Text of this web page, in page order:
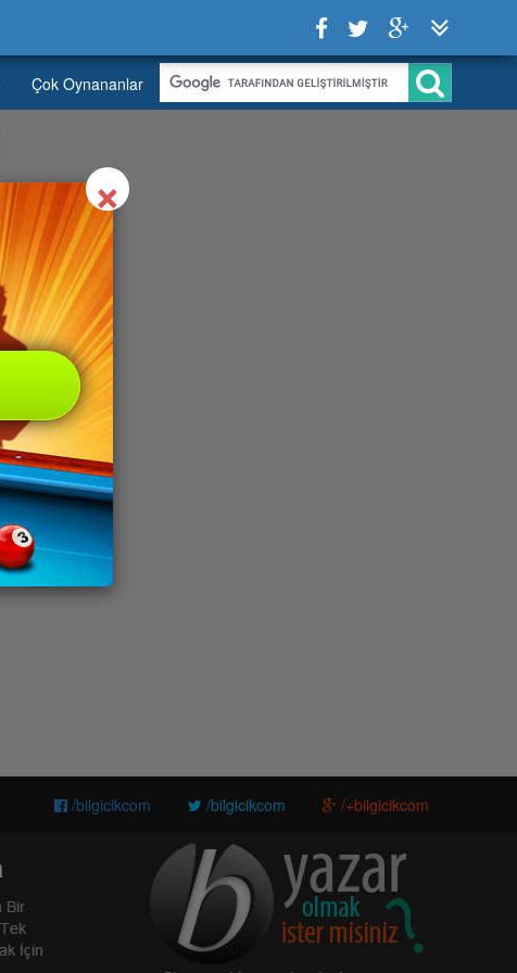
Çok Oynananlar
/bilgicikcom /bilgicikcom /+bilgicikcom
×Close